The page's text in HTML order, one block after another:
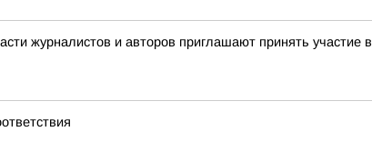
журналистов и авторов приглашают принять участие